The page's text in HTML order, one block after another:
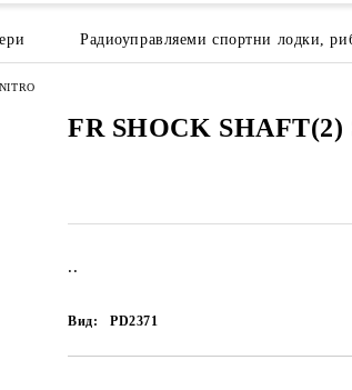
Радиоуправляеми спортни лодки,
FR SHOCK SHAFT(2)
..
Вид: PD2371